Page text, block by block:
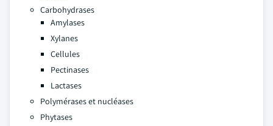
Carbohydrases
Amylases
Xylanes
Cellules
Pectinases
Lactases
Polymérases et nucléases
Phytases